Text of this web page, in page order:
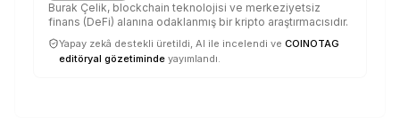
Burak Çelik, blockchain teknolojisi ve merkeziyetsiz
finans (DeFi) alanına odaklanmış bir kripto araştırmacısıdır.
Yapay zekâ destekli üretildi, AI ile incelendi ve COINOTAG
editöryal gözetiminde yayımlandı.